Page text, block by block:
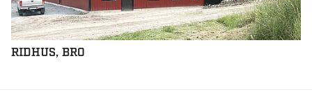
RIDHUS, BRO